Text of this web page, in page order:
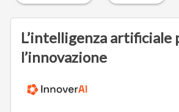
L’intelligenza artificiale
l’innovazione